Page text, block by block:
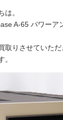
は。
A-65 パワーア
取りさせていた
。